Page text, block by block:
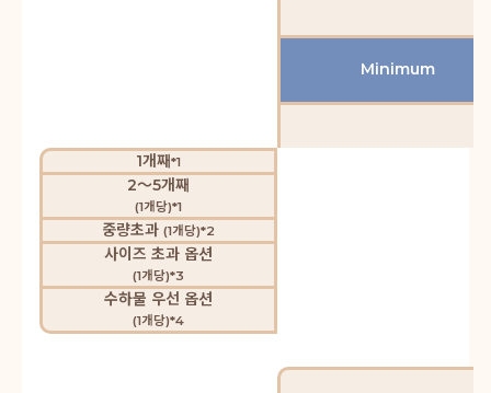
Minimum
1개째*1
2～5개째
(1개당)*1
중량초과 (1개당)*2
사이즈 초과 옵션
(1개당)*3
수하물 우선 옵션
(1개당)*4